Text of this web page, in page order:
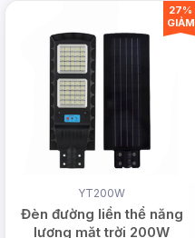
YT200W
Đèn đường liền thể năng
lượng mặt trời 200W
27%
GIẢM